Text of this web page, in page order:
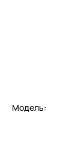
Модель: